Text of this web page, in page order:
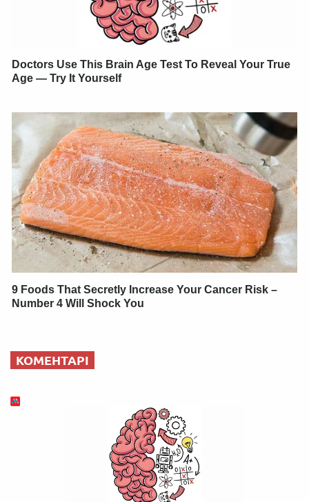
Doctors Use This Brain Age Test To Reveal Your True
Age — Try It Yourself
9 Foods That Secretly Increase Your Cancer Risk –
Number 4 Will Shock You
КОМЕНТАРІ